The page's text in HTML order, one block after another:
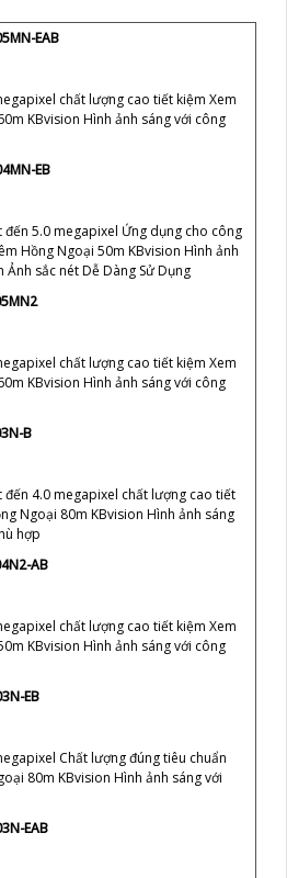
EAB
chất lượng cao tiết kiệm Xem
KBvision Hình ảnh sáng với công
EB
đến 5.0 megapixel Ứng dụng cho công
Hồng Ngoại 50m KBvision Hình ảnh
sắc nét Dễ Dàng Sử Dụng
chất lượng cao tiết kiệm Xem
KBvision Hình ảnh sáng với công
B
đến 4.0 megapixel chất lượng cao tiết
Ngoại 80m KBvision Hình ảnh sáng
hợp
AB
chất lượng cao tiết kiệm Xem
KBvision Hình ảnh sáng với công
EB
Chất lượng đúng tiêu chuẩn
80m KBvision Hình ảnh sáng với
EAB